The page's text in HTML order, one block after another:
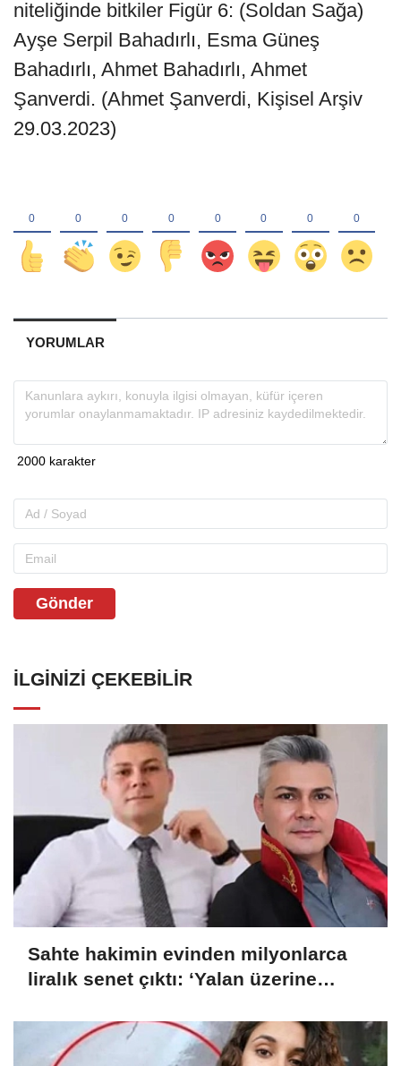
niteliğinde bitkiler Figür 6: (Soldan Sağa)
Ayşe Serpil Bahadırlı, Esma Güneş
Bahadırlı, Ahmet Bahadırlı, Ahmet
Şanverdi. (Ahmet Şanverdi, Kişisel Arşiv
29.03.2023)
YORUMLAR
Gönder
İLGINIZI ÇEKEBILIR
Sahte hakimin evinden milyonlarca
liralık senet çıktı: ‘Yalan üzerine